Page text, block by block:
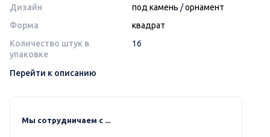
Дизайн
под камень /орнамент
Форма
квадрат
Количество штук в
упаковке
16
Перейти к описанию
Мы сотрудничаем с ...